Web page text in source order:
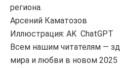
региона.
Арсений Каматозов
Иллюстрация: AK ChatGPT
Всем нашим читателям —
мира и любви в новом 2025